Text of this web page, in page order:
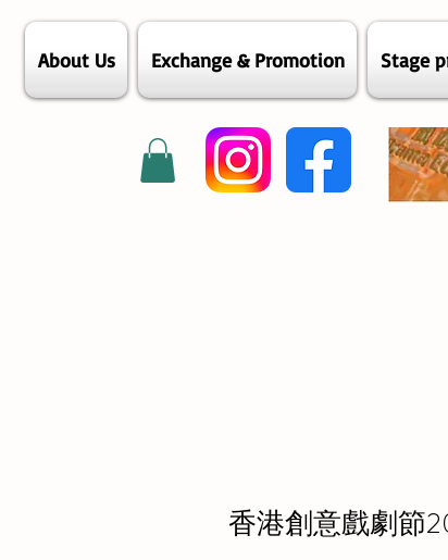
About Us Exchange & Promotion Stage
香港創意戲劇節